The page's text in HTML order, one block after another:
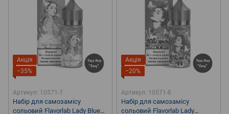
Акція
−35%
Артикул: 10571-7
Набір для самозамісу
сольовий Flavorlab Lady Blue
Акція
−20%
Артикул: 10571-8
Набір для самозамісу
сольовий Flavorlab Lady